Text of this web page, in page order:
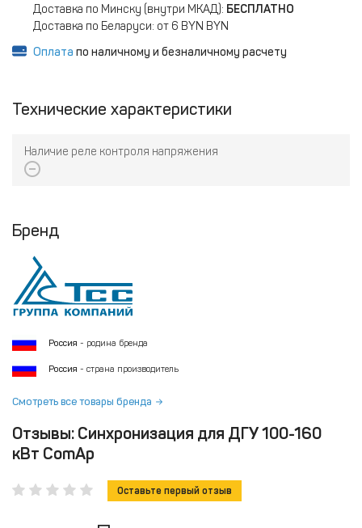
Доставка по Минску (внутри МКАД): БЕСПЛАТНО
Доставка по Беларуси: от 6 BYN BYN
Оплата по наличному и безналичному расчету
Технические характеристики
Наличие реле контроля напряжения
Бренд
Россия - родина бренда
Россия - страна производитель
Смотреть все товары бренда
Отзывы: Синхронизация для ДГУ 100-160
кВт ComAp
Оставьте первый отзыв